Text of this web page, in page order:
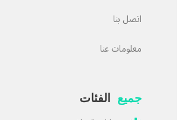
اتصل بنا
معلومات عنا
جميع الفئات